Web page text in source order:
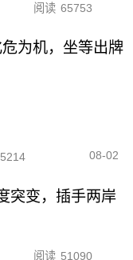
阅读 65753
为机，坐等出牌
08-02
突变，插手两岸
阅读 51090